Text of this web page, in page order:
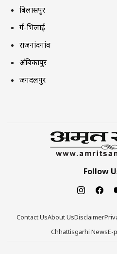
बिलासपुर
दुर्ग-भिलाई
राजनांदगांव
अंबिकापुर
जगदलपुर
Follow
Contact UsAbout UsDisclaimer
Chhattisgarhi NewsE-